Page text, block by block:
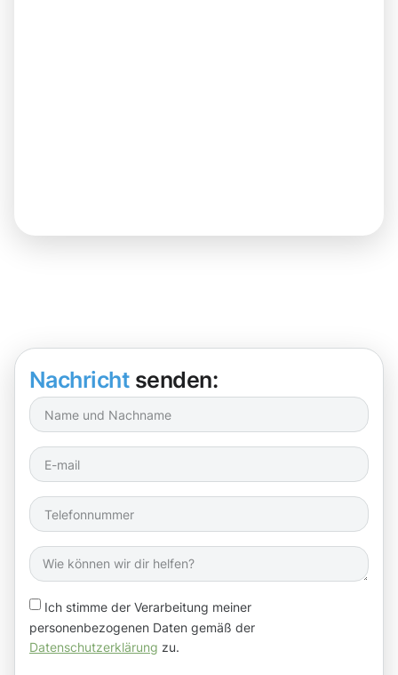
Nachricht senden:
Ich stimme der Verarbeitung meiner
personenbezogenen Daten gemäß der
Datenschutzerklärung zu.